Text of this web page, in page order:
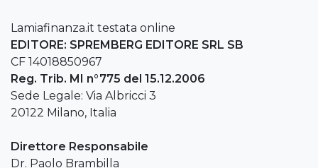
Lamiafinanza.it testata online
EDITORE: SPREMBERG EDITORE SRL SB
CF 14018850967
Reg. Trib. MI n°775 del 15.12.2006
Sede Legale: Via Albricci 3
20122 Milano, Italia
Direttore Responsabile
Dr. Paolo Brambilla